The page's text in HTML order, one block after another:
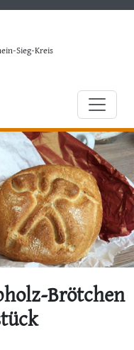
Sieg-Kreis
Brötchen